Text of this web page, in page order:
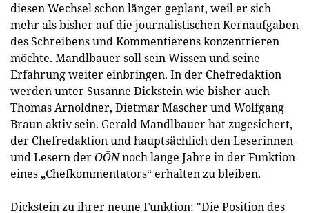
diesen Wechsel schon länger geplant, weil er sich
mehr als bisher auf die journalistischen Kernaufgaben
des Schreibens und Kommentierens konzentrieren
möchte. Mandlbauer soll sein Wissen und seine
Erfahrung weiter einbringen. In der Chefredaktion
werden unter Susanne Dickstein wie bisher auch
Thomas Arnoldner, Dietmar Mascher und Wolfgang
Braun aktiv sein. Gerald Mandlbauer hat zugesichert,
der Chefredaktion und hauptsächlich den Leserinnen
und Lesern derOÖNnoch lange Jahre in der Funktion
eines „Chefkommentators“ erhalten zu bleiben.
Dickstein zu ihrer neune Funktion: "Die Position des